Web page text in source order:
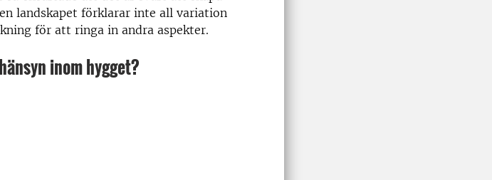
landskapet förklarar inte all variation
för att ringa in andra aspekter.
inom hygget?